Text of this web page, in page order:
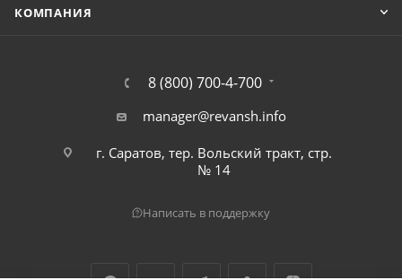
КОМПАНИЯ
8 (800) 700-4-700
manager@revansh.info
г. Саратов, тер. Вольский тракт, стр.
№ 14
Написать в поддержку